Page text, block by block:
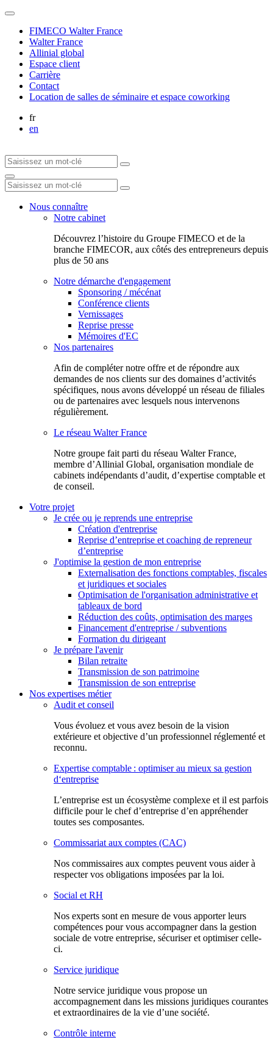
FIMECO Walter France
Walter France
Allinial global
Espace client
Carrière
Contact
Location de salles de séminaire et espace coworking
fr
en
Nous connaître
Notre cabinet
Découvrez l’histoire du Groupe FIMECO et de la
branche FIMECOR, aux côtés des entrepreneurs depuis
plus de 50 ans
Notre démarche d'engagement
Sponsoring / mécénat
Conférence clients
Vernissages
Reprise presse
Mémoires d'EC
Nos partenaires
Afin de compléter notre offre et de répondre aux
demandes de nos clients sur des domaines d’activités
spécifiques, nous avons développé un réseau de filiales
ou de partenaires avec lesquels nous intervenons
régulièrement.
Le réseau Walter France
Notr​e groupe fait parti du réseau Walter France,
membre d’Allinial Global, organisation mondiale de
cabinets indépendants d’audit, d’expertise comptable et
de conseil.
Votre projet
Je crée ou je reprends une entreprise
Création d'entreprise
Reprise d’entreprise et coaching de repreneur
d’entreprise
J'optimise la gestion de mon entreprise
Externalisation des fonctions comptables, fiscales
et juridiques et sociales
Optimisation de l'organisation administrative et
tableaux de bord
Réduction des coûts, optimisation des marges
Financement d'entreprise / subventions
Formation du dirigeant
Je prépare l'avenir
Bilan retraite
Transmission de son patrimoine
Transmission de son entreprise
Nos expertises métier
Audit et conseil
Vous évoluez et vous avez besoin de la vision
extérieure et objective d’un professionnel réglementé et
reconnu.
Expertise comptable : optimiser au mieux sa gestion
d‘entreprise
L’entreprise est un écosystème complexe et il est parfois
difficile pour le chef d’entreprise d’en appréhender
toutes ses composantes.
Commissariat aux comptes (CAC)
Nos commissaires aux comptes peuvent vous aider à
respecter vos obligations imposées par la loi.
Social et RH
Nos experts sont en mesure de vous apporter leurs
compétences pour vous accompagner dans la gestion
sociale de votre entreprise, sécuriser et optimiser celle-
ci.
Service juridique
Notre service juridique vous propose un
accompagnement dans les missions juridiques courantes
et extraordinaires de la vie d’une société.
Contrôle interne